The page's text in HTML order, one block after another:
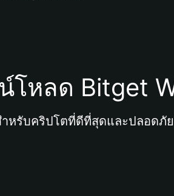
โหลด Bitget
หรับคริปโตที่ดีที่สุดและปลอดภั